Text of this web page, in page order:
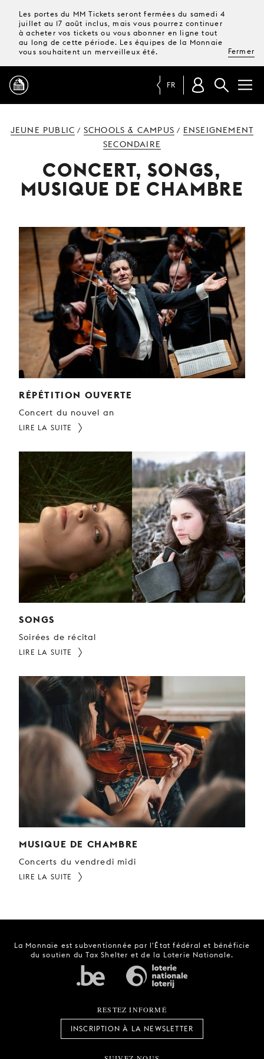
Les portes du MM Tickets seront fermées du samedi 4
juillet au 17 août inclus, mais vous pourrez continuer
à acheter vos tickets ou vous abonner en ligne tout
au long de cette période. Les équipes de la Monnaie
vous souhaitent un merveilleux été.
Fermer
TICKETS &
VOTRE
VISITE
JEUNE
PUBLIC
LA
MONNAIE
NOUS
SOUTENIR
FR
JEUNE PUBLIC / SCHOOLS & CAMPUS / ENSEIGNEMENT
SECONDAIRE
CONCERT, SONGS,
MUSIQUE DE CHAMBRE
RÉPÉTITION OUVERTE
Concert du nouvel an
LIRE LA SUITE
SONGS
Soirées de récital
LIRE LA SUITE
MUSIQUE DE CHAMBRE
Concerts du vendredi midi
LIRE LA SUITE
La Monnaie est subventionnée par l'État fédéral et bénéficie
du soutien du Tax Shelter et de la Loterie Nationale.
RESTEZ INFORMÉ
INSCRIPTION À LA NEWSLETTER